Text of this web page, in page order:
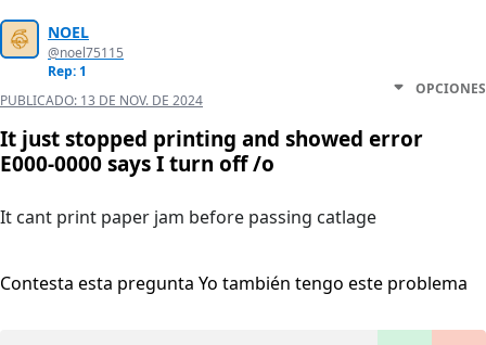
NOEL
@noel75115
Rep: 1
PUBLICADO: 13 DE NOV. DE 2024
OPCIONES
It just stopped printing and showed error
E000-0000 says I turn off /o
It cant print paper jam before passing catlage
Contesta esta pregunta Yo también tengo este problema